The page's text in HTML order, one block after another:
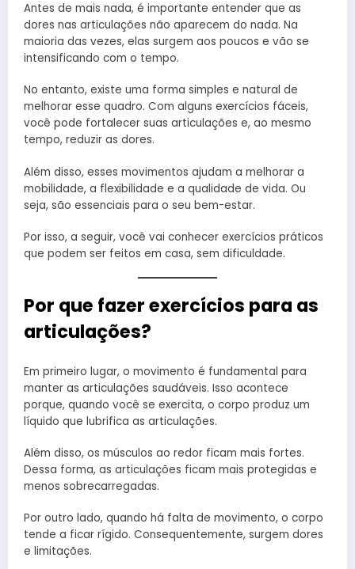
Antes de mais nada, é importante entender que as
dores nas articulações não aparecem do nada. Na
maioria das vezes, elas surgem aos poucos e vão se
intensificando com o tempo.
No entanto, existe uma forma simples e natural de
melhorar esse quadro. Com alguns exercícios fáceis,
você pode fortalecer suas articulações e, ao mesmo
tempo, reduzir as dores.
Além disso, esses movimentos ajudam a melhorar a
mobilidade, a flexibilidade e a qualidade de vida. Ou
seja, são essenciais para o seu bem-estar.
Por isso, a seguir, você vai conhecer exercícios práticos
que podem ser feitos em casa, sem dificuldade.
Por que fazer exercícios para as
articulações?
Em primeiro lugar, o movimento é fundamental para
manter as articulações saudáveis. Isso acontece
porque, quando você se exercita, o corpo produz um
líquido que lubrifica as articulações.
Além disso, os músculos ao redor ficam mais fortes.
Dessa forma, as articulações ficam mais protegidas e
menos sobrecarregadas.
Por outro lado, quando há falta de movimento, o corpo
tende a ficar rígido. Consequentemente, surgem dores
e limitações.